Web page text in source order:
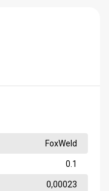
FoxWeld
0.1
0,00023